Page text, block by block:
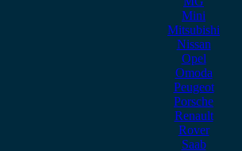
Mini
Mitsubishi
Nissan
Opel
Omoda
Peugeot
Porsche
Renault
Rover
Saab